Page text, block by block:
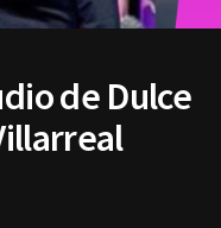
de Dulce